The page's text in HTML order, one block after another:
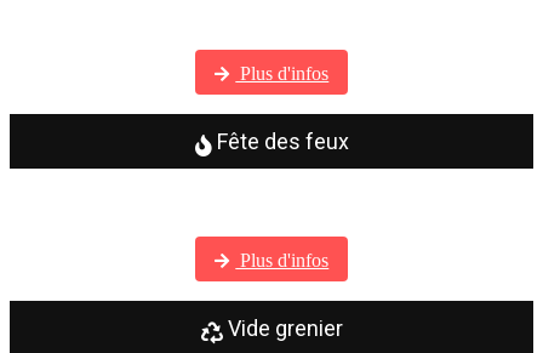
Plus d'infos
Fête des feux
Plus d'infos
Vide grenier